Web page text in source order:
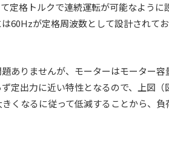
定格トルクで連続運転が可能なように
60Hzが定格周波数として設計されて
ありませんが、モーターはモーター容
定出力に近い特性となるので、上図（
くなるに従って低減することから、負